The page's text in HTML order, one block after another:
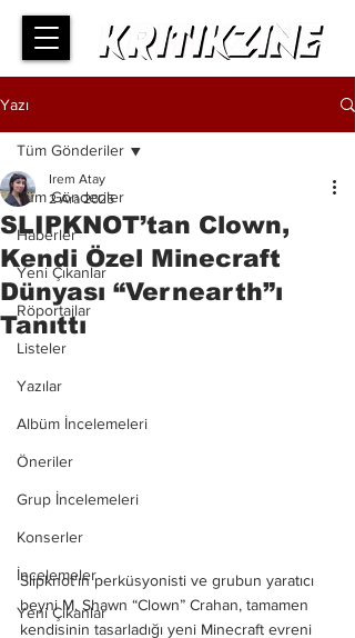
Yazı
Tüm Gönderiler
Haberler
Yeni Çıkanlar
Röportajlar
Listeler
Yazılar
Albüm İncelemeleri
Öneriler
Grup İncelemeleri
Konserler
İncelemeler
Yeni Çıkanlar
Tüm Gönderiler
SLIPKNOT’tan Clown,
Kendi Özel Minecraft
Dünyası “Vernearth”ı
Tanıttı
Irem Atay
2 Ara 2025
Slipknot'ın perküsyonisti ve grubun yaratıcı
beyni M. Shawn “Clown” Crahan, tamamen
kendisinin tasarladığı yeni Minecraft evreni